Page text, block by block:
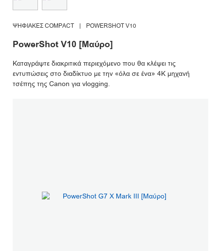
ΨΗΦΙΑΚΈΣ COMPACT | POWERSHOT V10
PowerShot V10 [Μαύρο]
Καταγράψτε διακριτικά περιεχόμενο που θα κλέψει τις
εντυπώσεις στο διαδίκτυο με την «όλα σε ένα» 4K μηχανή
τσέπης της Canon για vlogging.